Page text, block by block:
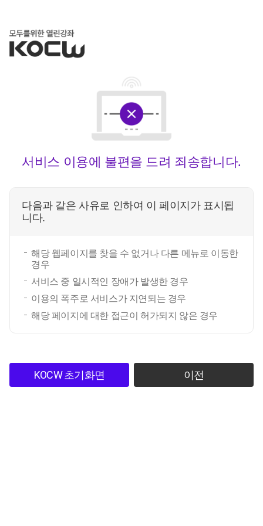
서비스 이용에 불편을 드려 죄송합니다.
다음과 같은 사유로 인하여 이 페이지가 표시됩
니다.
해당 웹페이지를 찾을 수 없거나 다른 메뉴로 이동한
경우
서비스 중 일시적인 장애가 발생한 경우
이용의 폭주로 서비스가 지연되는 경우
해당 페이지에 대한 접근이 허가되지 않은 경우
KOCW 초기화면 이전